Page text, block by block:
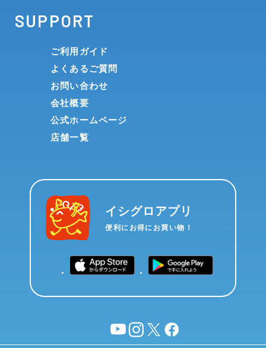
SUPPORT
ご利用ガイド
よくあるご質問
お問い合わせ
会社概要
公式ホームページ
店舗一覧
イシグロアプリ
便利にお得にお買い物！
YouTubeinstagram
X facebook